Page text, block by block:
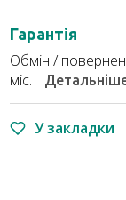
Гарантія
Обмін /
міс.
У закладки